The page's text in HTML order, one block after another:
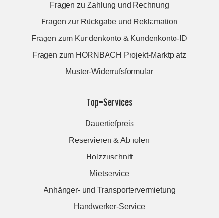
Fragen zu Zahlung und Rechnung
Fragen zur Rückgabe und Reklamation
Fragen zum Kundenkonto & Kundenkonto-ID
Fragen zum HORNBACH Projekt-Marktplatz
Muster-Widerrufsformular
Top-Services
Dauertiefpreis
Reservieren & Abholen
Holzzuschnitt
Mietservice
Anhänger- und Transportervermietung
Handwerker-Service